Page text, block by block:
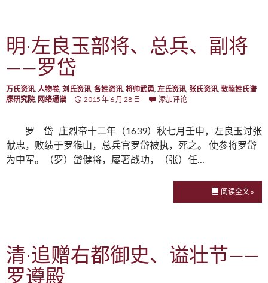
明·左良玉部将、总兵、副将
——罗岱
万氏资讯, 人物卷, 刘氏资讯, 各姓资讯, 将帅武勇, 左氏资讯, 张氏资讯, 敦睦姓氏谱
牒研究院, 网络通谱 2015 年 6 月 28 日 添加评论
罗 岱 庄烈帝十二年（1639）秋七月壬申，左良玉讨张
献忠，败绩于罗猴山，总兵官罗岱被执，死之。 使参将罗岱
为中军。（罗）岱健将，屡著战功，（张）任…
阅读全文 »
清·追赠右都御史、谥壮节——
罗遵殿